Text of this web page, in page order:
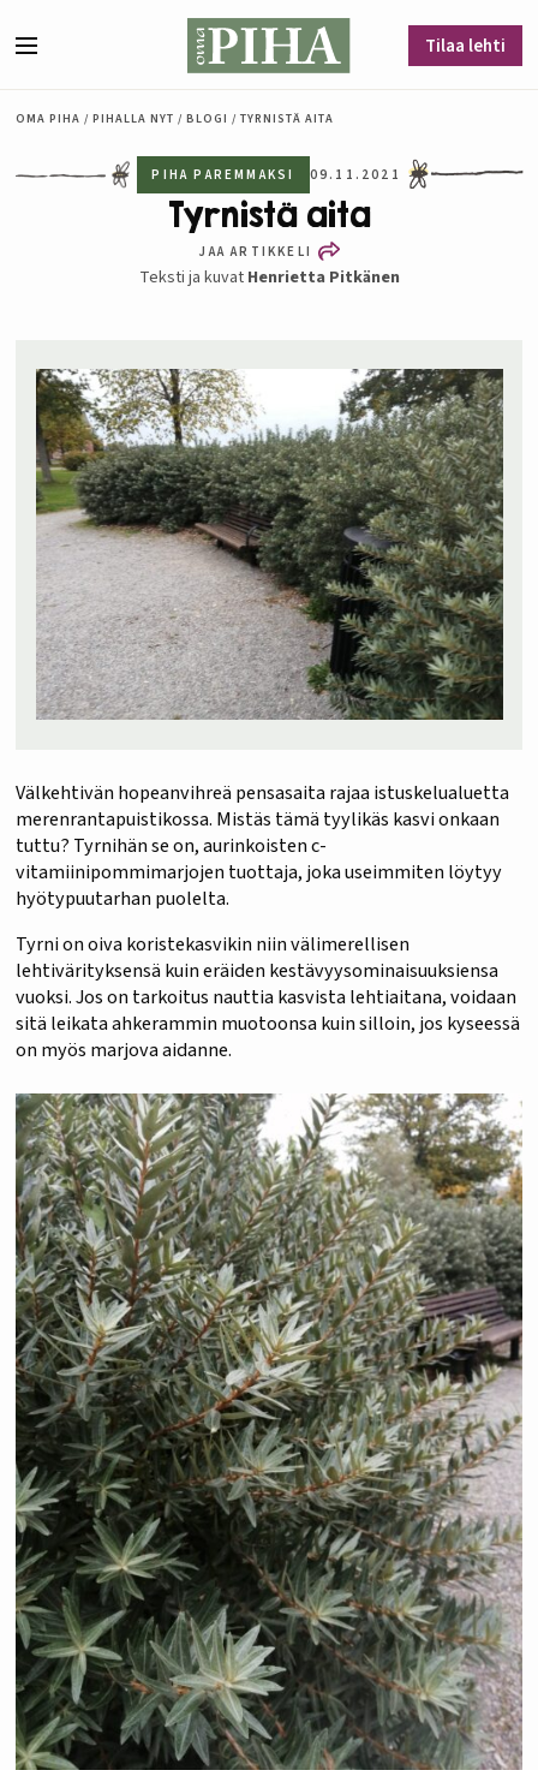
Tilaa lehti
OMA PIHA / PIHALLA NYT / BLOGI / TYRNISTÄ AITA
PIHA PAREMMAKSI 09.11.2021
Tyrnistä aita
JAA ARTIKKELI
Teksti ja kuvat Henrietta Pitkänen
Välkehtivän hopeanvihreä pensasaita rajaa istuskelualuetta
merenrantapuistikossa. Mistäs tämä tyylikäs kasvi onkaan
tuttu? Tyrnihän se on, aurinkoisten c-
vitamiinipommimarjojen tuottaja, joka useimmiten löytyy
hyötypuutarhan puolelta.
Tyrni on oiva koristekasvikin niin välimerellisen
lehtivärityksensä kuin eräiden kestävyysominaisuuksiensa
vuoksi. Jos on tarkoitus nauttia kasvista lehtiaitana, voidaan
sitä leikata ahkerammin muotoonsa kuin silloin, jos kyseessä
on myös marjova aidanne.